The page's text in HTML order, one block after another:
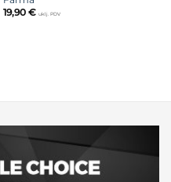
19,90 € uklj. PDV